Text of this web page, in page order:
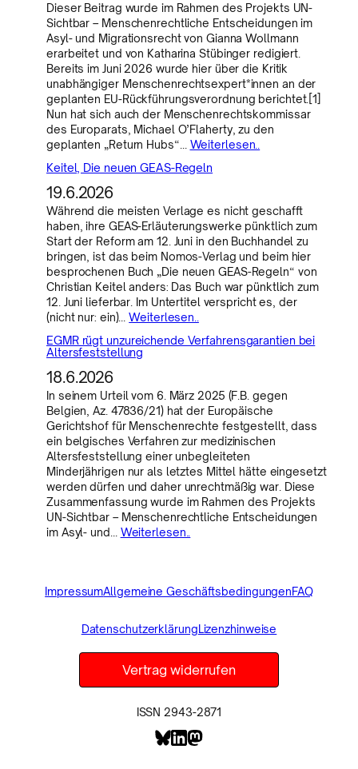
Dieser Beitrag wurde im Rahmen des Projekts UN-
Sichtbar – Menschenrechtliche Entscheidungen im
Asyl- und Migrationsrecht von Gianna Wollmann
erarbeitet und von Katharina Stübinger redigiert.
Bereits im Juni 2026 wurde hier über die Kritik
unabhängiger Menschenrechtsexpert*innen an der
geplanten EU-Rückführungsverordnung berichtet.[1]
Nun hat sich auch der Menschenrechtskommissar
des Europarats, Michael O’Flaherty, zu den
geplanten „Return Hubs“… Weiterlesen..
Keitel, Die neuen GEAS-Regeln
19.6.2026
Während die meisten Verlage es nicht geschafft
haben, ihre GEAS-Erläuterungswerke pünktlich zum
Start der Reform am 12. Juni in den Buchhandel zu
bringen, ist das beim Nomos-Verlag und beim hier
besprochenen Buch „Die neuen GEAS-Regeln“ von
Christian Keitel anders: Das Buch war pünktlich zum
12. Juni lieferbar. Im Untertitel verspricht es, der
(nicht nur: ein)…Weiterlesen..
EGMR rügt unzureichende Verfahrensgarantien bei
Altersfeststellung
18.6.2026
In seinem Urteil vom 6. März 2025 (F.B. gegen
Belgien, Az. 47836/21) hat der Europäische
Gerichtshof für Menschenrechte festgestellt, dass
ein belgisches Verfahren zur medizinischen
Altersfeststellung einer unbegleiteten
Minderjährigen nur als letztes Mittel hätte eingesetzt
werden dürfen und daher unrechtmäßig war. Diese
Zusammenfassung wurde im Rahmen des Projekts
UN-Sichtbar – Menschenrechtliche Entscheidungen
im Asyl- und… Weiterlesen..
ImpressumAllgemeine GeschäftsbedingungenFAQ
DatenschutzerklärungLizenzhinweise
Vertrag widerrufen
ISSN 2943-2871